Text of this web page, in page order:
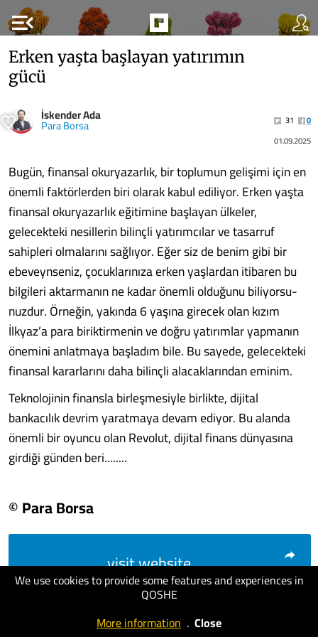
menu_open
We use cookies to provide some features and experiences in
QOSHE
More information . Close
Erken yaşta başlayan yatırımın
gücü
İskender Ada
Para Borsa 31
0
01.09.2025
Bugün, finansal okuryazarlık, bir top­lumun gelişimi için en
önemli fak­törlerden biri olarak kabul ediliyor. Er­ken yaşta
finansal okuryazarlık eğitimine başlayan ülkeler,
gelecekteki nesillerin bilinçli yatırımcılar ve tasarruf
sahipleri olmalarını sağlıyor. Eğer siz de benim gi­bi bir
ebeveynseniz, çocuklarınıza erken yaşlardan itibaren bu
bilgileri aktarma­nın ne kadar önemli olduğunu biliyorsu­
nuzdur. Örneğin, yakında 6 yaşına girecek olan kızım
İlkyaz’a para biriktirmenin ve doğru yatırımlar yapmanın
önemini an­latmaya başladım bile. Bu sayede, gele­cekteki
finansal kararlarını daha bilinçli alacaklarından eminim.
Teknolojinin finansla birleşmesiyle birlikte, dijital
bankacılık devrim yarat­maya devam ediyor. Bu alanda
önemli bir oyuncu olan Revolut, dijital finans dün­yasına
girdiği günden beri........
© Para Borsa
visit website